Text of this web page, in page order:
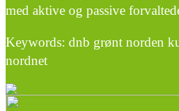
med aktive og passive
Keywords: dnb grønt norden
nordnet